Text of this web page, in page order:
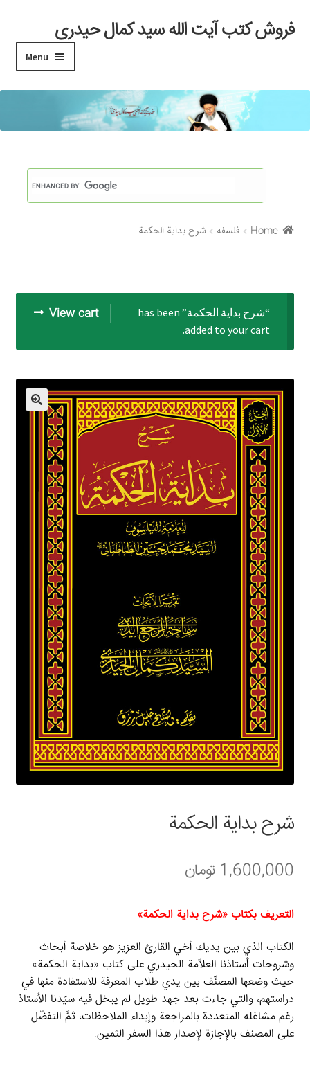
Skip
to
Skip
to
فروش کتب آیت الله سید کمال حیدری
Menu
خانه
#97 (بدون عنوان)
Checkout
My account
Shop
برگه نمونه
برگه نمونه
بلاگ
پرداخت
تماس با ما
ثبت شکایات
حساب کاربری من
درباره ما
سبد خرید
قوانین و مقررات
Home فلسفه شرح بداية الحكمة
View cart
“شرح بداية الحكمة” has been
added to your cart.
شرح بداية الحكمة
1,600,000 تومان
التعريف بكتاب «شرح بداية الحكمة»
الكتاب الذي بين يديك أخي القارئ العزيز هو خلاصة أبحاث
وشروحات أستاذنا العلاّمة الحيدري على كتاب «بداية الحكمة»
حيث وضعها المصنّف بين يدي طلاب المعرفة للاستفادة منها في
دراستهم، والتي جاءت بعد جهد طويل لم يبخل فيه سيّدنا الأستاذ
رغم مشاغله المتعددة بالمراجعة وإبداء الملاحظات، ثمَّ التفضّل
على المصنف بالإجازة لإصدار هذا السفر الثمين.